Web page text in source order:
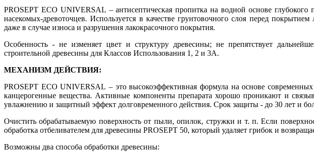
PROSEPT ECO UNIVERSAL – антисептическая пропитка на водной основе
насекомых-древоточцев. Используется в качестве грунтовочного слоя перед
даже в случае износа и разрушения лакокрасочного покрытия.
Особенность - не изменяет цвет и структуру древесины; не препятствует
строительной древесины для Классов Использования 1, 2 и 3A.
МЕХАНИЗМ ДЕЙСТВИЯ:
PROSEPT ECO UNIVERSAL – это высокоэффективная формула на основе
канцерогенные вещества. Активные компоненты препарата хорошо проникают и
увлажнению и защитный эффект долговременного действия. Срок защиты - до 30 лет и
Очистить обрабатываемую поверхность от пыли, опилок, стружки и т. п. Если
обработка отбеливателем для древесины PROSEPT 50, который удаляет грибок и
Возможны два способа обработки древесины: